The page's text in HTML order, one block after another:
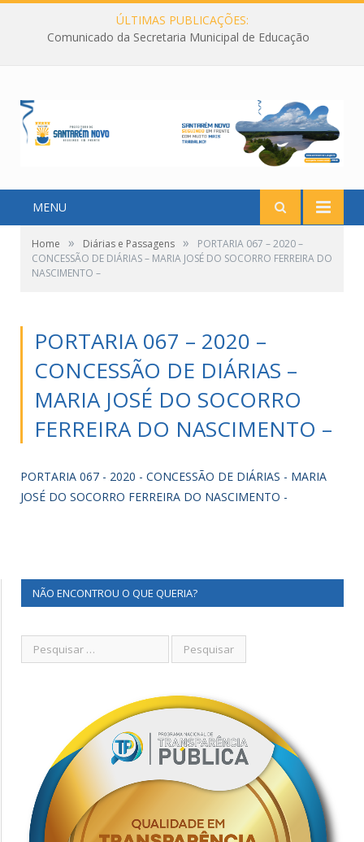
ÚLTIMAS PUBLICAÇÕES:
Comunicado da Secretaria Municipal de Educação
MENU
Home » Diárias e Passagens »
PORTARIA 067 – 2020 –
CONCESSÃO DE DIÁRIAS – MARIA JOSÉ DO SOCORRO FERREIRA DO
NASCIMENTO –
PORTARIA 067 – 2020 –
CONCESSÃO DE DIÁRIAS –
MARIA JOSÉ DO SOCORRO
FERREIRA DO NASCIMENTO –
PORTARIA 067 - 2020 - CONCESSÃO DE DIÁRIAS - MARIA
JOSÉ DO SOCORRO FERREIRA DO NASCIMENTO -
NÃO ENCONTROU O QUE QUERIA?